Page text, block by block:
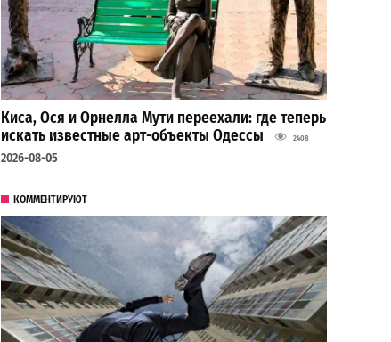
Киса, Ося и Орнелла Мути переехали: где теперь
искать известные арт-объекты Одессы
2408
2026-08-05
КОММЕНТИРУЮТ